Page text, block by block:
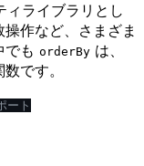
ライブラリとし
作など、さまざま
でも orderBy は、
です。
ート